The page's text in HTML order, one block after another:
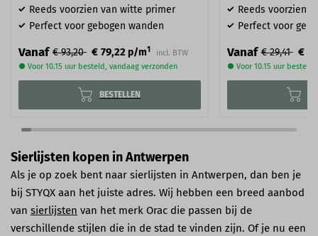
Reeds voorzien van witte primer
Perfect voor gebogen wanden
Vanaf € 93,20 € 79,22p/m1
incl. BTW
● Voor 10.15 uur besteld, vandaag verzonden
BESTELLEN
Reeds voorzien
Perfect voor
Vanaf € 29,41 €
● Voor 10.15 uur
Sierlijsten kopen in Antwerpen
Als je op zoek bent naar sierlijsten in Antwerpen, dan ben je
bij STYQX aan het juiste adres. Wij hebben een breed aanbod
van sierlijsten van het merk Orac die passen bij de
verschillende stijlen die in de stad te vinden zijn. Of je nu een